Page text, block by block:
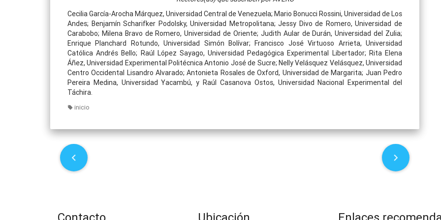
Cecilia García-Arocha Márquez, Universidad Central de Venezuela; Mario Bonucci Rossini, Universidad de Los
Andes; Benjamín Scharifker Podolsky, Universidad Metropolitana; Jessy Divo de Romero, Universidad de
Carabobo; Milena Bravo de Romero, Universidad de Oriente; Judith Aular de Durán, Universidad del Zulia;
Enrique Planchard Rotundo, Universidad Simón Bolívar; Francisco José Virtuoso Arrieta, Universidad
Católica Andrés Bello; Raúl López Sayago, Universidad Pedagógica Experimental Libertador; Rita Elena
Áñez, Universidad Experimental Politécnica Antonio José de Sucre; Nelly Velásquez Velásquez, Universidad
Centro Occidental Lisandro Alvarado; Antonieta Rosales de Oxford, Universidad de Margarita; Juan Pedro
Pereira Medina, Universidad Yacambú, y Raúl Casanova Ostos, Universidad Nacional Experimental del
Táchira.
inicio
P